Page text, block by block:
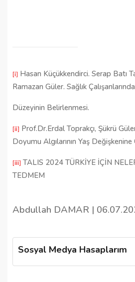
[i] Hasan Küçükkendirci. Serap Batı
Ramazan Güler. Sağlık
Düzeyinin Belirlenmesi.
[ii] Prof.Dr.Erdal Toprakçı, Şükrü
Doyumu Algılarının Yaş
[iii] TALIS 2024 TÜRKİYE İÇİN
TEDMEM
Abdullah DAMAR |
Sosyal Medya Hasaplarım